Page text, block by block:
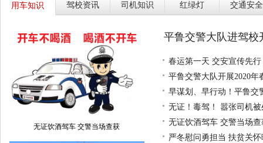
用车知识 驾校资讯 司机知识 红绿灯 交通安全
无证饮酒驾车 交警当场查获
平鲁交警大队进驾
春运第一天 交安宣传先行
平鲁交警大队开展2020年
早谋划、早行动！平鲁交
无证！毒驾！ 嚣张司机被
无证饮酒驾车 交警当场查
严冬慰问勇担当 扶贫关